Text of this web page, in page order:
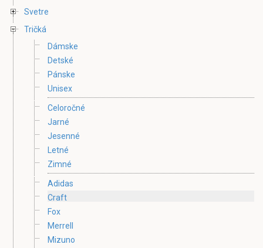
Svetre
Tričká
Dámske
Detské
Pánske
Unisex
Celoročné
Jarné
Jesenné
Letné
Zimné
Adidas
Craft
Fox
Merrell
Mizuno